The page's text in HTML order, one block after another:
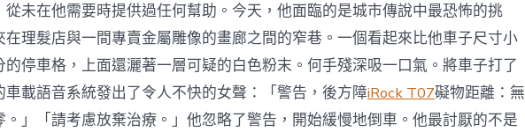
從未在他需要時提供過任何幫助。今天，他面臨的是城市傳說中最恐怖的挑
在理髮店與一間專賣金屬雕像的畫廊之間的窄巷。一個看起來比他車子尺寸小
的停車格，上面還灑著一層可疑的白色粉末。何手殘深吸一口氣。將車子打了
車載語音系統發出了令人不快的女聲：「警告，後方障iRock T07礙物距離：無
。」「請考慮放棄治療。」他忽略了警告，開始緩慢地倒車。他最討厭的不是